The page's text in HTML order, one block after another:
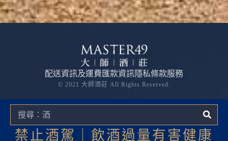
配送資訊及運費 匯款資訊隱私條款服務
© 2021 大師酒莊 All Rights Reserved.
禁止酒駕｜飲酒過量有害健康